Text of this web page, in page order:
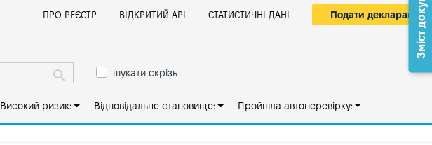
ПРО РЕЄСТР ВІДКРИТИЙ АРІ СТАТИСТИЧНІ ДАНІ Подати декларацію
шукати скрізь
Високий ризик: Відповідальне становище: Пройшла автоперевірку: